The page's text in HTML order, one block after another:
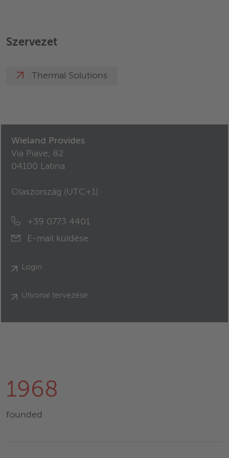
Szervezet
Thermal Solutions
Wieland Provides
Via Piave, 82
04100 Latina
Olaszország (UTC+1)
+39 0773 4401
E-mail küldése
Login
Útvonal tervezése
1968
founded